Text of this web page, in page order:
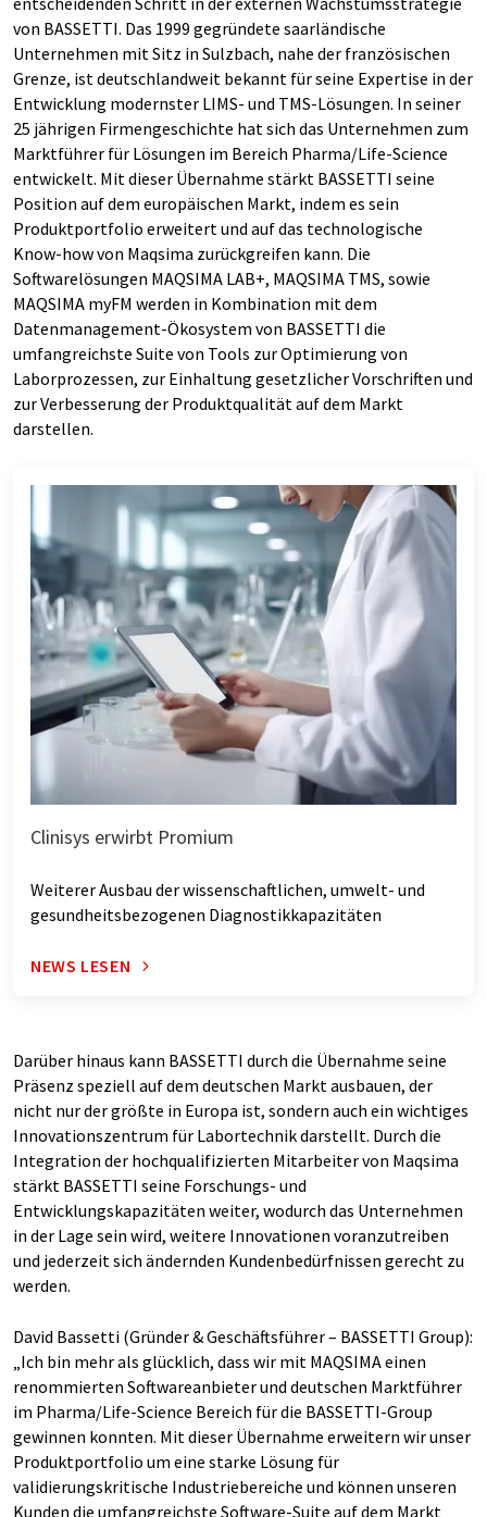
von BASSETTI. Das 1999 gegründete saarländische
Unternehmen mit Sitz in Sulzbach, nahe der französischen
Grenze, ist deutschlandweit bekannt für seine Expertise in der
Entwicklung modernster LIMS- und TMS-Lösungen. In seiner
25 jährigen Firmengeschichte hat sich das Unternehmen zum
Marktführer für Lösungen im Bereich Pharma/Life-Science
entwickelt. Mit dieser Übernahme stärkt BASSETTI seine
Position auf dem europäischen Markt, indem es sein
Produktportfolio erweitert und auf das technologische
Know-how von Maqsima zurückgreifen kann. Die
Softwarelösungen MAQSIMA LAB+, MAQSIMA TMS, sowie
MAQSIMA myFM werden in Kombination mit dem
Datenmanagement-Ökosystem von BASSETTI die
umfangreichste Suite von Tools zur Optimierung von
Laborprozessen, zur Einhaltung gesetzlicher Vorschriften und
zur Verbesserung der Produktqualität auf dem Markt
darstellen.
Clinisys erwirbt Promium
Weiterer Ausbau der wissenschaftlichen, umwelt- und
gesundheitsbezogenen Diagnostikkapazitäten
NEWS LESEN
Darüber hinaus kann BASSETTI durch die Übernahme seine
Präsenz speziell auf dem deutschen Markt ausbauen, der
nicht nur der größte in Europa ist, sondern auch ein wichtiges
Innovationszentrum für Labortechnik darstellt. Durch die
Integration der hochqualifizierten Mitarbeiter von Maqsima
stärkt BASSETTI seine Forschungs- und
Entwicklungskapazitäten weiter, wodurch das Unternehmen
in der Lage sein wird, weitere Innovationen voranzutreiben
und jederzeit sich ändernden Kundenbedürfnissen gerecht zu
werden.
David Bassetti (Gründer & Geschäftsführer – BASSETTI Group):
„Ich bin mehr als glücklich, dass wir mit MAQSIMA einen
renommierten Softwareanbieter und deutschen Marktführer
im Pharma/Life-Science Bereich für die BASSETTI-Group
gewinnen konnten. Mit dieser Übernahme erweitern wir unser
Produktportfolio um eine starke Lösung für
validierungskritische Industriebereiche und können unseren
Kunden die umfangreichste Software-Suite auf dem Markt